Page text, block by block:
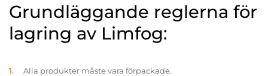
Grundläggande reglerna för
lagring av Limfog:
Alla produkter måste vara förpackade.